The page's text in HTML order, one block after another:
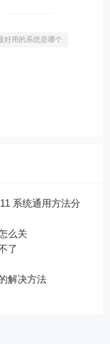
好用的系统是哪个
系统通用方法分
么关
了
解决方法